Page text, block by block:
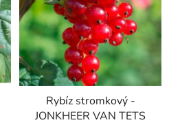
Rybíz stromkový -
JONKHEER VAN TETS